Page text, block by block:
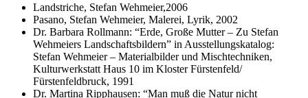
Landstriche, Stefan Wehmeier,2006
Pasano, Stefan Wehmeier, Malerei, Lyrik, 2002
Dr. Barbara Rollmann: “Erde, Große Mutter – Zu Stefan
Wehmeiers Landschaftsbildern” in Ausstellungskatalog:
Stefan Wehmeier – Materialbilder und Mischtechniken,
Kulturwerkstatt Haus 10 im Kloster Fürstenfeld/
Fürstenfeldbruck, 1991
Dr. Martina Ripphausen: “Man muß die Natur nicht